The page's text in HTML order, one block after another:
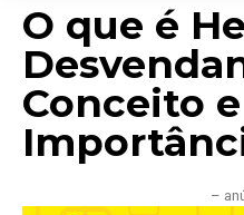
O que é
Conceito
–